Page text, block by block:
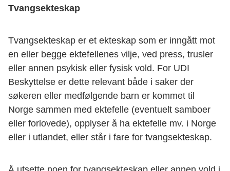
Tvangsekteskap
Tvangsekteskap er et ekteskap som er inngått mot
en eller begge ektefellenes vilje, ved press, trusler
eller annen psykisk eller fysisk vold. For UDI
Beskyttelse er dette relevant både i saker der
søkeren eller medfølgende barn er kommet til
Norge sammen med ektefelle (eventuelt samboer
eller forlovede), opplyser å ha ektefelle mv. i Norge
eller i utlandet, eller står i fare for tvangsekteskap.